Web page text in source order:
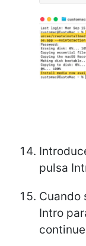
pulsa
Cuando
Intro